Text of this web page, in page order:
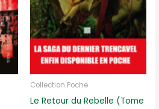
Collection Poche
Le Retour du Rebelle (Tome